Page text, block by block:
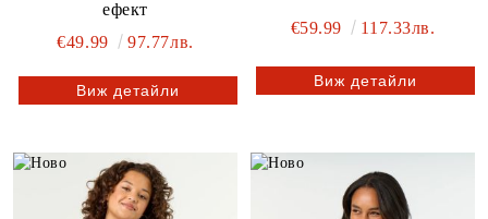
ефект
€49.99
97.77лв.
Виж детайли
€59.99 117.33лв.
Виж детайли